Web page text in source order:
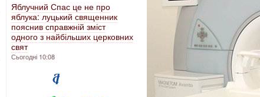
Яблучний Спас це не про
яблука: луцький священник
пояснив справжній зміст
одного з найбільших церковних
свят
Сьогодні 10:08